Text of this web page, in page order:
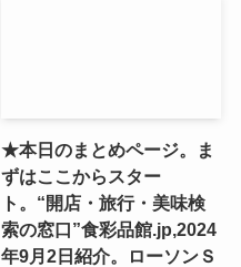
★本日のまとめページ。ま
ずはここからスター
ト。“開店・旅行・美味検
索の窓口”食彩品館.jp,2024
年9月2日紹介。ローソンＳ